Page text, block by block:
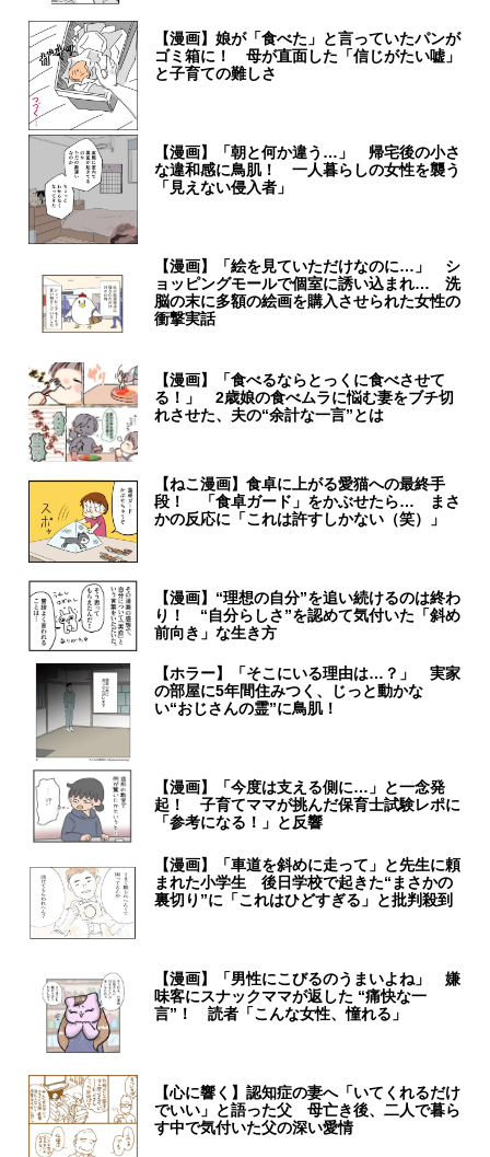
【漫画】娘が「食べた」と言っていたパンが
ゴミ箱に！ 母が直面した「信じがたい嘘」
と子育ての難しさ
【漫画】「朝と何か違う…」 帰宅後の小さ
な違和感に鳥肌！ 一人暮らしの女性を襲う
「見えない侵入者」
【漫画】「絵を見ていただけなのに…」 シ
ョッピングモールで個室に誘い込まれ… 洗
脳の末に多額の絵画を購入させられた女性の
衝撃実話
【漫画】「食べるならとっくに食べさせて
る！」 2歳娘の食べムラに悩む妻をブチ切
れさせた、夫の“余計な一言”とは
【ねこ漫画】食卓に上がる愛猫への最終手
段！ 「食卓ガード」をかぶせたら… まさ
かの反応に「これは許すしかない（笑）」
【漫画】“理想の自分”を追い続けるのは終わ
り！ “自分らしさ”を認めて気付いた「斜め
前向き」な生き方
【ホラー】「そこにいる理由は…？」 実家
の部屋に5年間住みつく、じっと動かな
い“おじさんの霊”に鳥肌！
【漫画】「今度は支える側に…」と一念発
起！ 子育てママが挑んだ保育士試験レポに
「参考になる！」と反響
【漫画】「車道を斜めに走って」と先生に頼
まれた小学生 後日学校で起きた“まさかの
裏切り”に「これはひどすぎる」と批判殺到
【漫画】「男性にこびるのうまいよね」 嫌
味客にスナックママが返した “痛快な一
言”！ 読者「こんな女性、憧れる」
【心に響く】認知症の妻へ「いてくれるだけ
でいい」と語った父 母亡き後、二人で暮ら
す中で気付いた父の深い愛情